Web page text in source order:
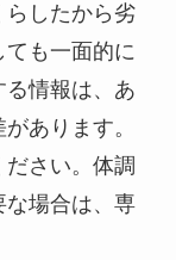
らしたから劣
も一面的に
情報は、あ
あります。
さい。体調
な場合は、専